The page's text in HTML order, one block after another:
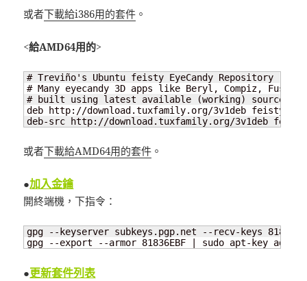
或者下載給i386用的套件 。
<給AMD64用的>
# Treviño's Ubuntu feisty EyeCandy Repository (GPG
# Many eyecandy 3D apps like Beryl, Compiz, Fusion
# built using latest available (working) sources
deb http://download.tuxfamily.org/3v1deb feisty
deb-src http://download.tuxfamily.org/3v1deb feisty
或者下載給AMD64用的套件 。
●加入金鑰
開終端機，下指令：
gpg --keyserver subkeys.pgp.net --recv-keys
gpg --export --armor 81836EBF | sudo apt-key add -
●更新套件列表